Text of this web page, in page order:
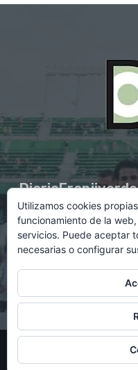
Contacto en:
© Copyright 2021 - Gestión
Política de cookies
Utilizamos cookies
funcionamiento de la
servicios. Puede aceptar
necesarias o configurar